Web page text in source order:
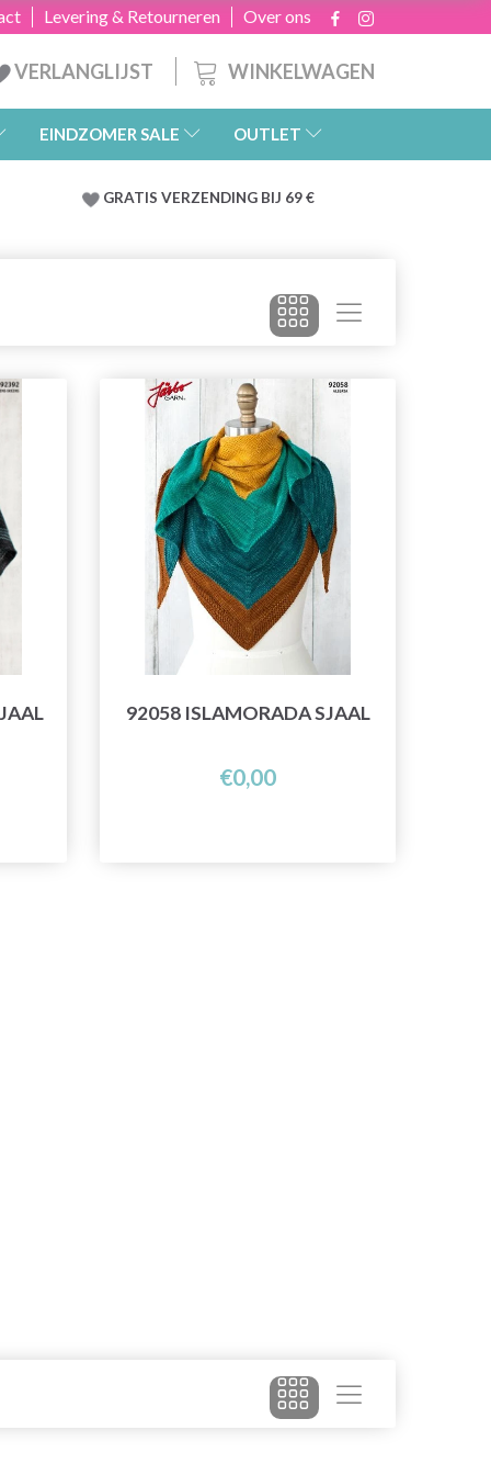
Over ons
Levering & Retourneren
WINKELWAGEN
VERLANGLIJST
EINDZOMER SALE OUTLET
GRATIS VERZENDING BIJ 69 €
92058 ISLAMORADA SJAAL
€0,00